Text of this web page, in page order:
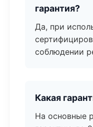
гарантия?
Да, при
соблюдении
Какая
На основные